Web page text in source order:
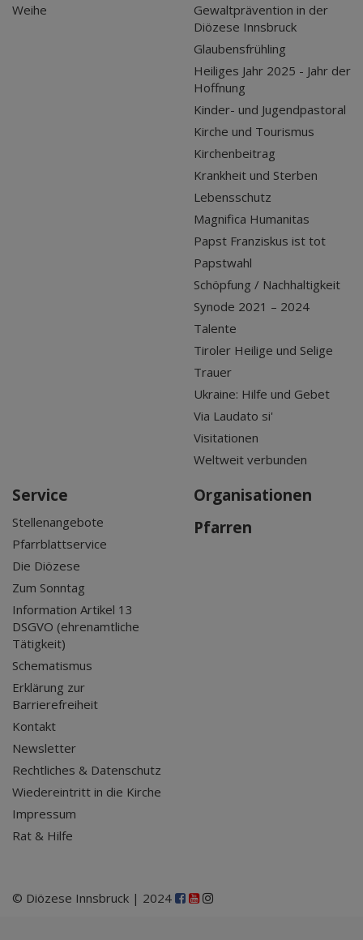
Weihe
Gewaltprävention in der
Diözese Innsbruck
Glaubensfrühling
Heiliges Jahr 2025 - Jahr der
Hoffnung
Kinder- und Jugendpastoral
Kirche und Tourismus
Kirchenbeitrag
Krankheit und Sterben
Lebensschutz
Magnifica Humanitas
Papst Franziskus ist tot
Papstwahl
Schöpfung / Nachhaltigkeit
Synode 2021 – 2024
Talente
Tiroler Heilige und Selige
Trauer
Ukraine: Hilfe und Gebet
Via Laudato si'
Visitationen
Weltweit verbunden
Service
Stellenangebote
Pfarrblattservice
Die Diözese
Zum Sonntag
Information Artikel 13
DSGVO (ehrenamtliche
Tätigkeit)
Schematismus
Erklärung zur
Barrierefreiheit
Kontakt
Newsletter
Rechtliches & Datenschutz
Wiedereintritt in die Kirche
Impressum
Rat & Hilfe
Organisationen
Pfarren
© Diözese Innsbruck | 2024